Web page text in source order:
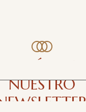
SUSCRÍBASE A
NUESTRO